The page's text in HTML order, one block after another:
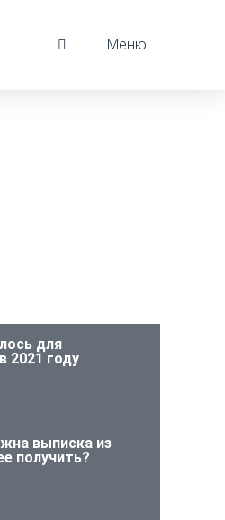
Меню
для
2021 году
выписка из
получить?